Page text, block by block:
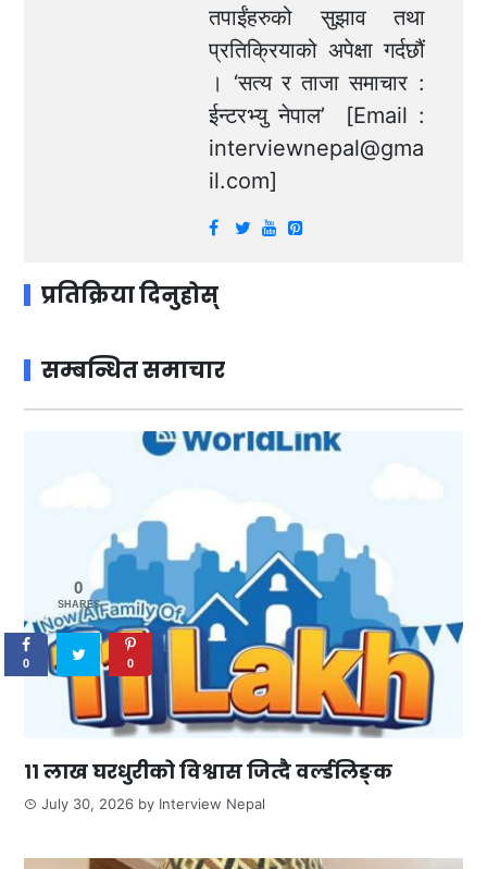
तपाईंहरुको सुझाव तथा
प्रतिक्रियाको अपेक्षा गर्दछौं
। ‘सत्य र ताजा समाचार :
ईन्टरभ्यु नेपाल’ [Email :
interviewnepal@gma
il.com]
प्रतिक्रिया दिनुहोस्
सम्बन्धित समाचार
११ लाख घरधुरीको विश्वास जित्दै वर्ल्डलिङ्क
July 30, 2026 by Interview Nepal
0
SHARES
0 0